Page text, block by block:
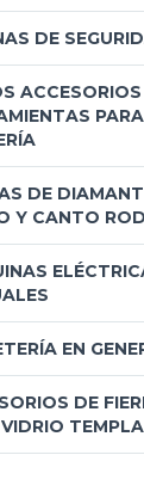
DE
PARA
DE
Y CANTO
EN
DE